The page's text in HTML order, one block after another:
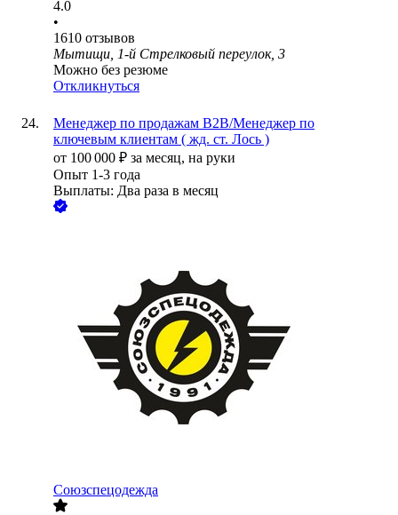
4.0
•
1610 отзывов
Мытищи, 1-й Стрелковый переулок, 3
Можно без резюме
Откликнуться
Менеджер по продажам B2B/Менеджер по
ключевым клиентам ( жд. ст. Лось )
от 100 000 ₽ за месяц, на руки
Опыт 1-3 года
Выплаты: Два раза в месяц
Союзспецодежда